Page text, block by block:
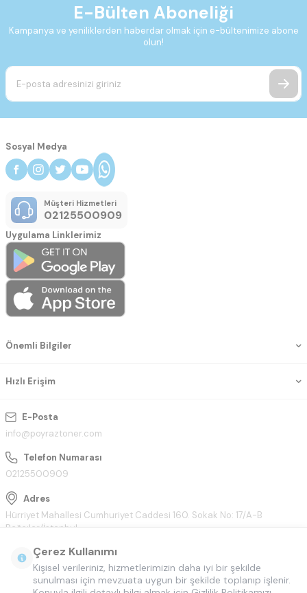
E-Bülten Aboneliği
Kampanya ve yeniliklerden haberdar olmak için e-bültenimize abone
olun!
E-Posta
info@poyraztoner.com
Telefon Numarası
02125500909
Adres
Hürriyet Mahallesi Cumhuriyet Caddesi 160. Sokak No: 17/A-B
Bağcılar/İstanbul
Önemli Bilgiler
Hızlı Erişim
Sosyal Medya
Müşteri Hizmetleri
02125500909
Uygulama Linklerimiz
Çerez Kullanımı
Kişisel verileriniz, hizmetlerimizin daha iyi bir şekilde
sunulması için mevzuata uygun bir şekilde toplanıp işlenir.